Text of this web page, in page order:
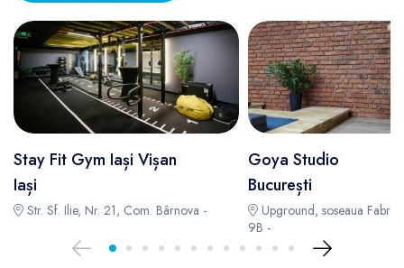
Stay Fit Gym Iași Vișan
Iași
Str. Sf. Ilie, Nr. 21, Com. Bârnova -
Goya Studio
București
Upground, soseaua
9B -